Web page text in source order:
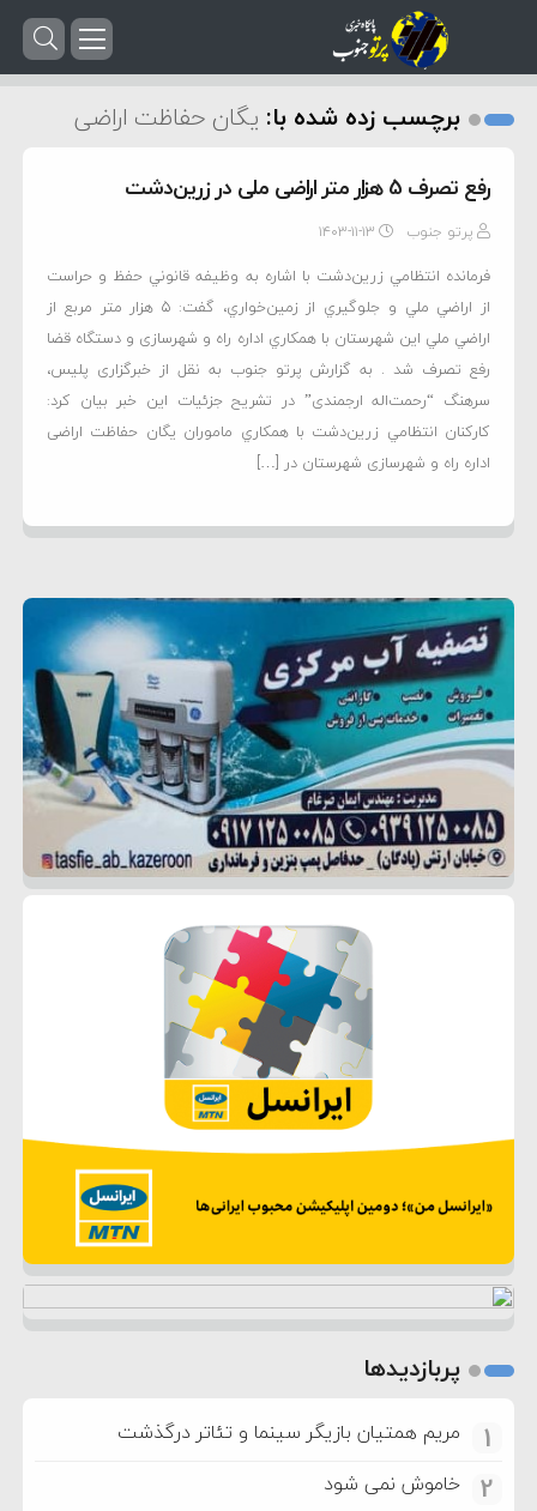
برچسب زده شده با: يگان حفاظت اراضی
رفع تصرف 5 هزار متر اراضی ملی در زرین‌دشت
پرتو جنوب ۱۴۰۳-۱۱-۱۳
فرمانده انتظامي زرین‌دشت با اشاره به وظيفه قانوني حفظ و حراست
از اراضي ملي و جلوگيري از زمين‌خواري، گفت: 5 هزار متر مربع از
اراضي ملي اين شهرستان با همکاري اداره راه و شهرسازی و دستگاه قضا
رفع تصرف شد . به گزارش پرتو جنوب به نقل از خبرگزاری پلیس،
سرهنگ “رحمت‌اله ارجمندی” در تشريح جزئيات اين خبر بیان کرد:
کارکنان انتظامي زرین‌دشت با همکاري ماموران يگان حفاظت اراضی
اداره راه و شهرسازی شهرستان در […]
پربازدیدها
1 مریم همتیان بازیگر سینما و تئاتر درگذشت
2 خاموش نمی شود